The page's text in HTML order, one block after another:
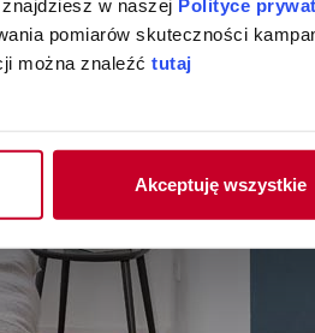
w naszej Polityce
pomiarów skuteczności
można znaleźć tutaj
Akceptuję wszystkie